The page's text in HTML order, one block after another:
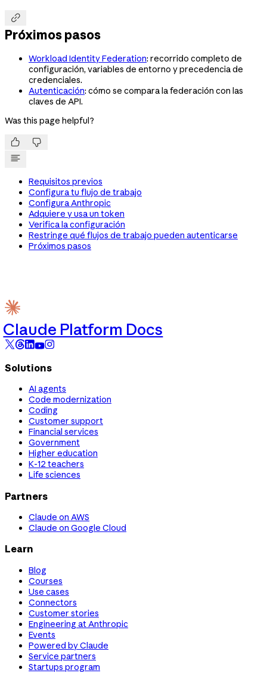

Próximos pasos
Workload Identity Federation: recorrido completo de
configuración, variables de entorno y precedencia de
credenciales.
Autenticación: cómo se compara la federación con las
claves de API.
Was this page helpful?
 
Requisitos previos
Configura tu flujo de trabajo
Configura Anthropic
Adquiere y usa un token
Verifica la configuración
Restringe qué flujos de trabajo pueden autenticarse
Próximos pasos
Claude Platform Docs
Solutions
AI agents
Code modernization
Coding
Customer support
Financial services
Government
Higher education
K-12 teachers
Life sciences
Partners
Claude on AWS
Claude on Google Cloud
Learn
Blog
Courses
Use cases
Connectors
Customer stories
Engineering at Anthropic
Events
Powered by Claude
Service partners
Startups program